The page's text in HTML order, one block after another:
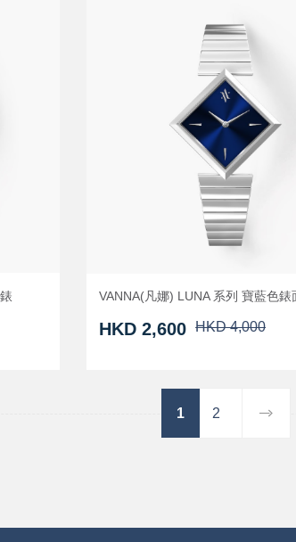
VANNA(凡娜) LUNA 系列 寶藍色錶
HKD 2,600 HKD 4,000
1 2